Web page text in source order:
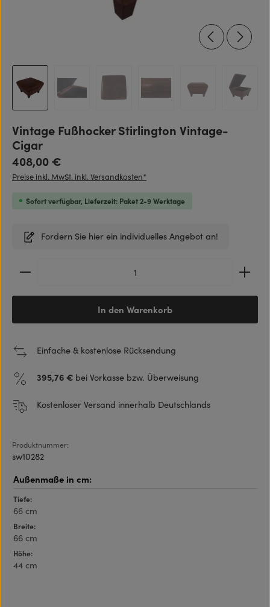
Vintage Fußhocker Stirlington Vintage-
Cigar
Regulärer Preis:
408,00 €
Preise inkl. MwSt. inkl. Versandkosten*
Sofort verfügbar, Lieferzeit: Paket 2-9 Werktage
Fordern Sie hier ein individuelles Angebot an!
Produkt Anzahl: Gib den gewünschten Wert ein
In den Warenkorb
Einfache & kostenlose Rücksendung
395,76 € bei Vorkasse bzw. Überweisung
Kostenloser Versand innerhalb Deutschlands
Produktnummer:
sw10282
Tiefe:
66 cm
Breite:
66 cm
Höhe:
44 cm